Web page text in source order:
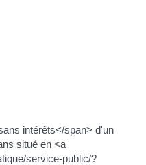
intérêts</span> d'un
situé en <a
service-public/?